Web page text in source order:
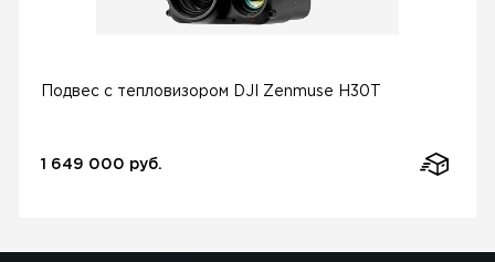
Подвес с тепловизором DJI Zenmuse H30T
1 649 000 руб.